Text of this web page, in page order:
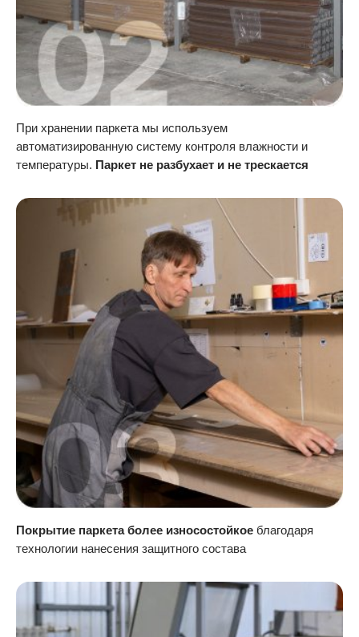
При хранении паркета мы используем
автоматизированную систему контроля влажности и
температуры. Паркет не разбухает и не трескается
Покрытие паркета более износостойкое благодаря
технологии нанесения защитного состава